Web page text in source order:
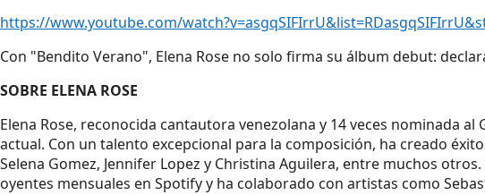
https://www.youtube.com/
Con "Bendito Verano", Elena Rose no solo firma su álbum debut:
SOBRE ELENA ROSE
Elena Rose, reconocida cantautora venezolana y 14 veces nominada
actual. Con un talento excepcional para la composición, ha creado
Selena Gomez, Jennifer Lopez y Christina Aguilera, entre muchos
oyentes mensuales en Spotify y ha colaborado con artistas como